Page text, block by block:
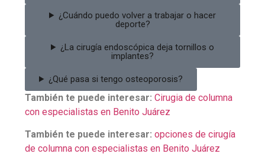
¿Cuándo puedo volver a trabajar o hacer
deporte?
¿La cirugía endoscópica deja tornillos o
implantes?
¿Qué pasa si tengo osteoporosis?
También te puede interesar: Cirugia de columna
con especialistas en Benito Juárez
También te puede interesar: opciones de cirugía
de columna con especialistas en Benito Juárez